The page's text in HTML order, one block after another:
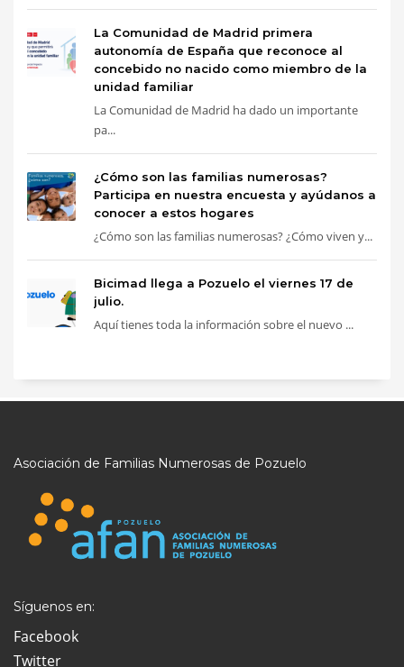
La Comunidad de Madrid primera
autonomía de España que reconoce al
concebido no nacido como miembro de la
unidad familiar
La Comunidad de Madrid ha dado un importante
pa...
¿Cómo son las familias numerosas?
Participa en nuestra encuesta y ayúdanos a
conocer a estos hogares
¿Cómo son las familias numerosas? ¿Cómo viven y...
Bicimad llega a Pozuelo el viernes 17 de
julio.
Aquí tienes toda la información sobre el nuevo ...
Asociación de Familias Numerosas de Pozuelo
Síguenos en:
Facebook
Twitter